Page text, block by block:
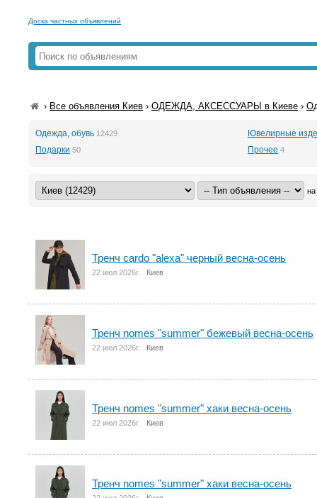
Доска частных объявлений
› Все объявления Киев ›ОДЕЖДА, АКСЕССУАРЫ в Киеве ›
Одежда, обувь 12429
Ювелирные
Подарки 50 Прочее 4
на
Тренч cardo "alexa" черный весна-осень
22 июл 2026г. Киев
Тренч nomes "summer" бежевый весна-осень
22 июл 2026г. Киев
Тренч nomes "summer" хаки весна-осень
22 июл 2026г. Киев
Тренч nomes "summer" хаки весна-осень